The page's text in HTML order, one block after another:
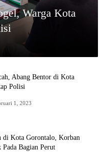
Warga Kota
Abang Bentor di Kota
Polisi
1, 2023
di Kota Gorontalo, Korban
Bagian Perut